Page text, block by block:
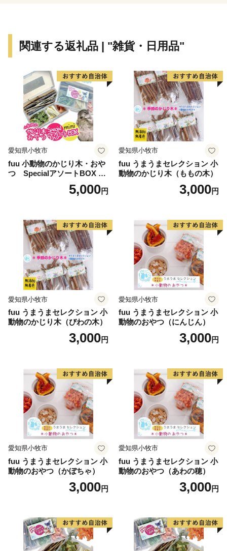
付先住所の変更）
様でのご負担となります。
詳細は、下記URLヤマト運輸株式会社の運賃収受の開
始についてご確認ください。
https://www.yamato-
hd.co.jp/important/info_230417_2.html
返礼品発送後にご連絡をいただいた場合、窓口での住
所変更はいたしかねますので、
配送会社への転送依頼および転送にかかる運賃のお支
お問い合わせ先：桜川市 ふるさと納税担当窓口
電 話 番 号：050-3108-1677（午前8時30分～午後5
時30分（土・日・祝除く））
メールアドレス：sakuragawa@furusato-g.com
………………………………………………………■□■
関連する返礼品 | "雑貨・日用品"
愛知県小牧市
fuu 小動物のかじり木・おや
つ SpecialアソートBOX mi
5,000円
愛知県小牧市
fuu うまうまセレクション 小
動物のかじり木（ももの木）
3,000円
愛知県小牧市
fuu うまうまセレクション 小
動物のかじり木（びわの木）
3,000円
愛知県小牧市
fuu うまうまセレクション 小
動物のおやつ（にんじん）
3,000円
愛知県小牧市
fuu うまうまセレクション 小
動物のおやつ（かぼちゃ）
3,000円
愛知県小牧市
fuu うまうまセレクション 小
動物のおやつ（あわの穂）
3,000円